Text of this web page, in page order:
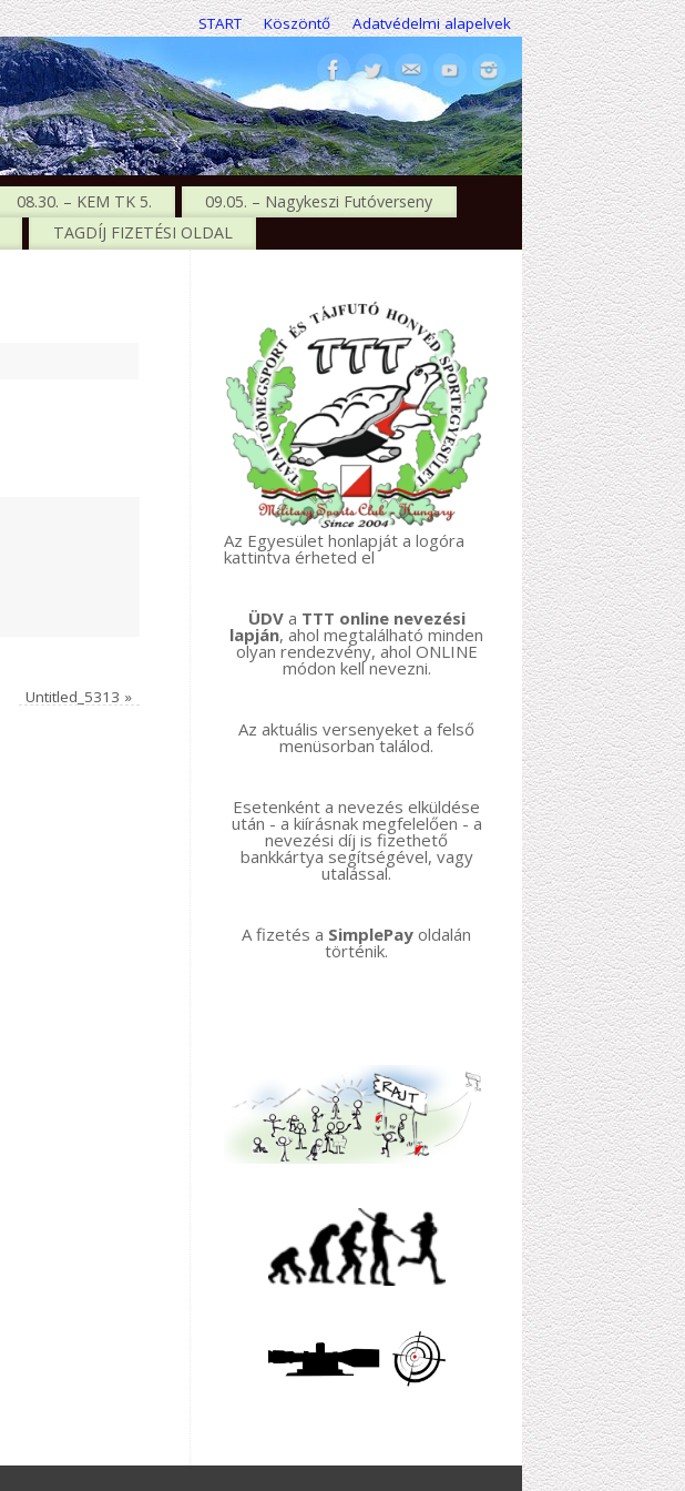
START Köszöntő Adatvédelmi alapelvek
08.30. – KEM TK 5.
09.05. – Nagykeszi Futóverseny
TAGDÍJ FIZETÉSI OLDAL
Untitled_5313 »
Az Egyesület honlapját a logóra
kattintva érheted el
ÜDV a TTT online nevezési
lapján, ahol megtalálható minden
olyan rendezvény, ahol ONLINE
módon kell nevezni.
Az aktuális versenyeket a felső
menüsorban találod.
Esetenként a nevezés elküldése
után - a kiírásnak megfelelően - a
nevezési díj is fizethető
bankkártya segítségével, vagy
utalással.
A fizetés a SimplePay oldalán
történik.